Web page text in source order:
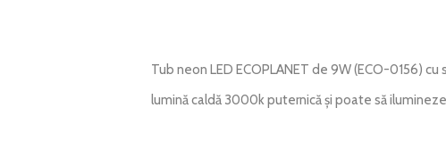
Tub neon LED ECOPLANET de 9W (ECO-0156)
lumină caldă 3000k puternică și poate să